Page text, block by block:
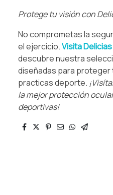
Protege tu visión con
No comprometas la
el ejercicio.Visita
descubre nuestra
diseñadas para proteger
practicas deporte.
la mejor protección
deportivas!